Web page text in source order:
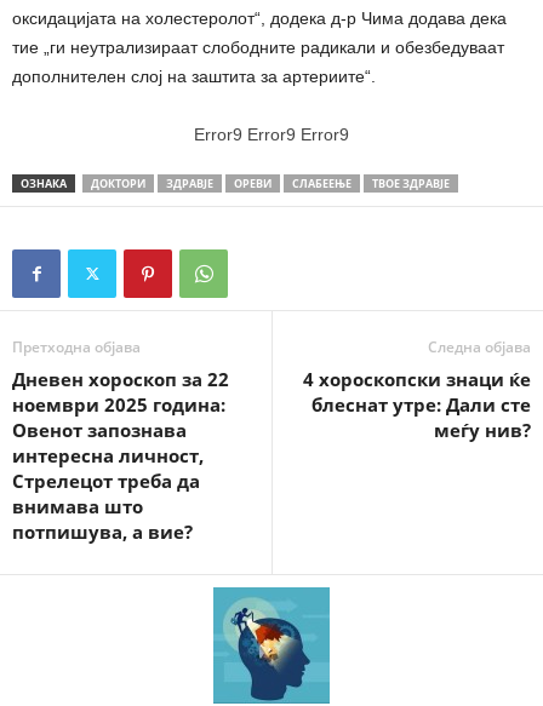
оксидацијата на холестеролот“, додека д-р Чима додава дека
тие „ги неутрализираат слободните радикали и обезбедуваат
дополнителен слој на заштита за артериите“.
Error9 Error9 Error9
ОЗНАКА ДОКТОРИ ЗДРАВЈЕ ОРЕВИ СЛАБЕЕЊЕ ТВОЕ ЗДРАВЈЕ
Претходна објава
Дневен хороскоп за 22
ноември 2025 година:
Овенот запознава
интересна личност,
Стрелецот треба да
внимава што
потпишува, а вие?
Следна објава
4 хороскопски знаци ќе
блеснат утре: Дали сте
меѓу нив?